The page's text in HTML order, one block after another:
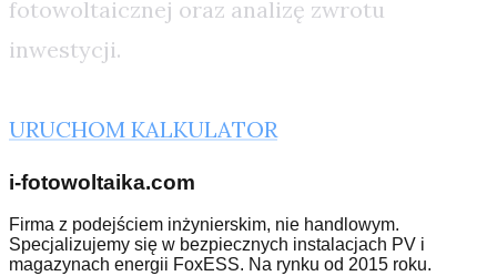
fotowoltaicznej oraz analizę zwrotu
inwestycji.
URUCHOM KALKULATOR
i-fotowoltaika.com
Firma z podejściem inżynierskim, nie handlowym.
Specjalizujemy się w bezpiecznych instalacjach PV i
magazynach energii FoxESS. Na rynku od 2015 roku.